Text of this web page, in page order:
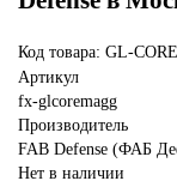
Код товара: GL-
Артикул
fx-glcoremagg
Производитель
FAB Defense (ФАБ
Нет в наличии